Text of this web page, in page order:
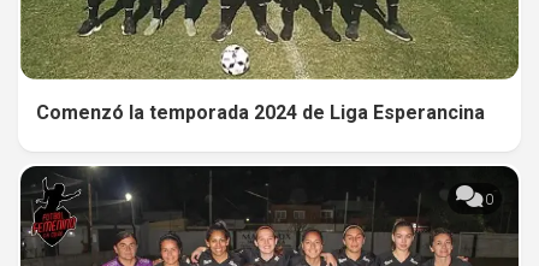
Comenzó la temporada 2024 de Liga Esperancina
0